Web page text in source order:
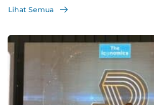
Lihat Semua